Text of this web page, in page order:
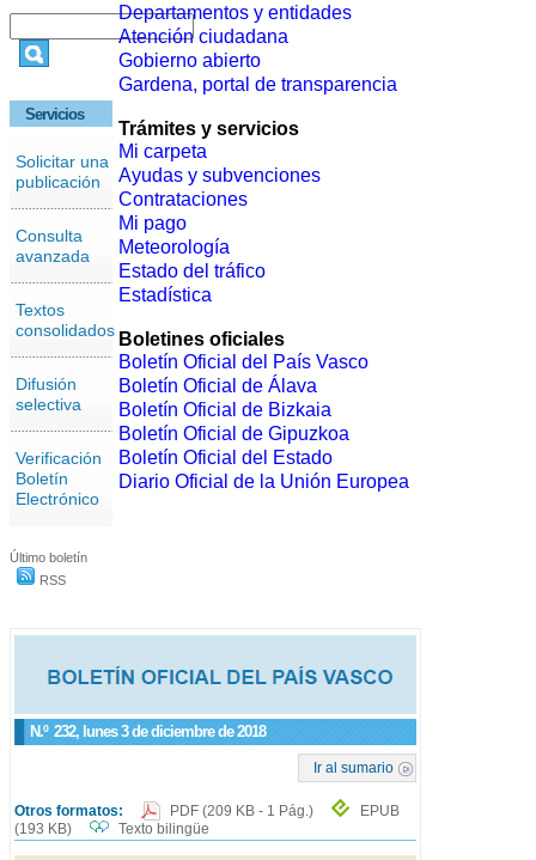
Servicios
Solicitar una
publicación
Consulta
avanzada
Textos
consolidados
Difusión
selectiva
Verificación
Boletín
Electrónico
Último boletín
RSS
N.º 232, lunes 3 de diciembre de 2018
Ir al sumario
Otros formatos: PDF (209 KB - 1 Pág.)
EPUB
(193 KB)
Texto bilingüe
Departamentos y entidades
Atención ciudadana
Gobierno abierto
Gardena, portal de transparencia
Trámites y servicios
Mi carpeta
Ayudas y subvenciones
Contrataciones
Mi pago
Meteorología
Estado del tráfico
Estadística
Boletines oficiales
Boletín Oficial del País Vasco
Boletín Oficial de Álava
Boletín Oficial de Bizkaia
Boletín Oficial de Gipuzkoa
Boletín Oficial del Estado
Diario Oficial de la Unión Europea